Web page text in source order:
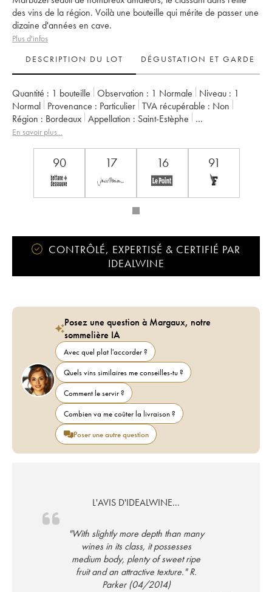
des vins de la région. Voilà une bouteille qui mérite de passer une
dizaine d'années en cave.
Plus d'infos
DESCRIPTION DU LOT
DÉGUSTATION ET GARDE
Quantité : 1 bouteille Observation : 1 Normale Niveau : 1
Normal
Provenance : particulier TVA récupérable :
non
Région :
Bordeaux Appellation :
Saint-Estèphe
Propriétaire :
En savoir plus...
90 17 16 91
CONTRÔLÉ, EXPERTISÉ & CERTIFIÉ PAR
IDEALWINE
Posez une question à Margaux, notre
sommelière IA
Avec quel plat l'accorder ?
Quels vins similaires me conseilles-tu ?
Comment le servir ?
Combien va me coûter la livraison ?
Poser une autre question
L'AVIS D'IDEALWINE...
"With slightly more depth than many
wines in its class, it possesses
medium body, plenty of sweet ripe
fruit and an attractive texture." R.
Parker (04/2014)